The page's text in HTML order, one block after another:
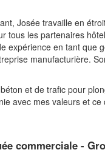
Josée travaille en
tous les partenaires
expérience en tant
manufacturière.
et de trafic pour
avec mes valeurs et ce
commerciale -